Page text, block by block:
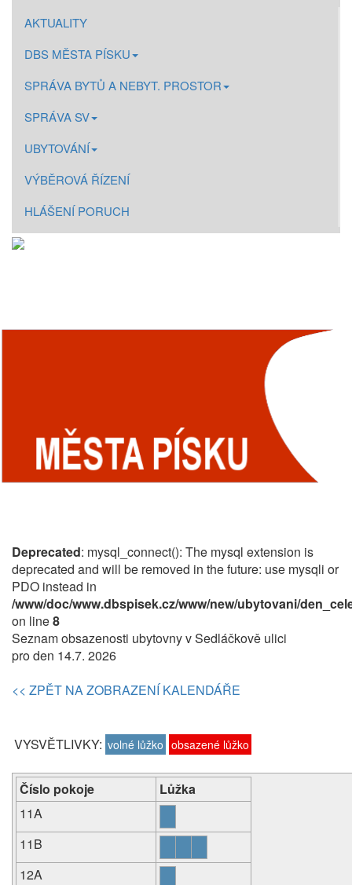
AKTUALITY
DBS MĚSTA PÍSKU
SPRÁVA BYTŮ A NEBYT. PROSTOR
SPRÁVA SV
UBYTOVÁNÍ
VÝBĚROVÁ ŘÍZENÍ
HLÁŠENÍ PORUCH
Deprecated: mysql_connect(): The mysql extension is
deprecated and will be removed in the future: use mysqli or
PDO instead in
/www/doc/www.dbspisek.cz/www/new/ubytovani/
on line8
Seznam obsazenosti ubytovny v Sedláčkově ulici
pro den 14.7. 2026
<< ZPĚT NA ZOBRAZENÍ KALENDÁŘE
VYSVĚTLIVKY: volné lůžko obsazené lůžko
Číslo pokoje
Lůžka
11A
11B
12A